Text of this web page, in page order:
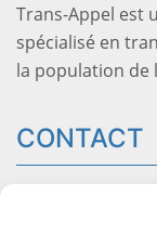
Trans-Appel est
spécialisé en
la population de
CONTACT